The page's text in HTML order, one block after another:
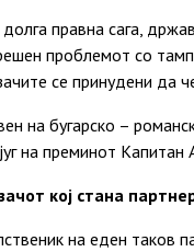
правна сага,
проблемот со
се принудени да
на бугарско –
на преминот
кој стана
на еден таков